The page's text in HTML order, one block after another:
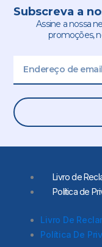
Subscreva a
Assine a nossa
promoções,
Livro de
Política de
Livro De
Política De